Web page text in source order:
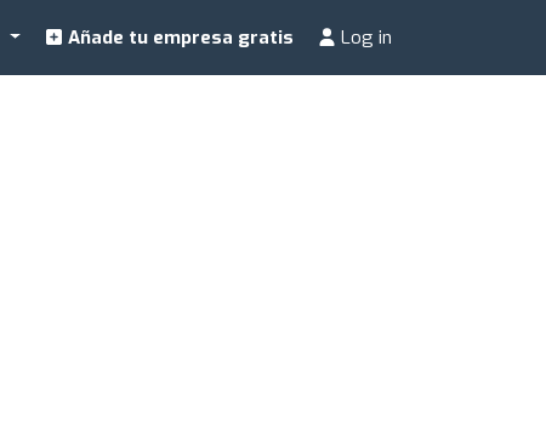
Añade tu empresa gratis Log in